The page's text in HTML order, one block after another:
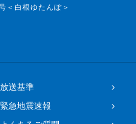
＜白根ゆたんぽ＞
放送基準
緊急地震速報